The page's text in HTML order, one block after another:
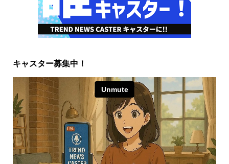
キャスター募集中！